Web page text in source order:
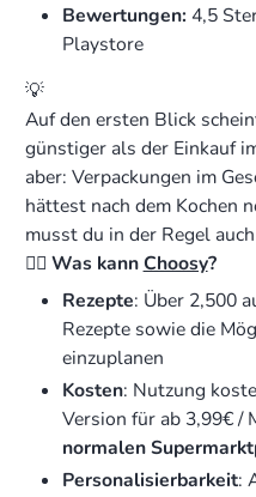
Bewertungen: 4,5
Playstore
💡
Auf den ersten Blick
günstiger als der Einkauf
aber: Verpackungen im
hättest nach dem Kochen
musst du in der Regel
👉🏻 Was kannChoosy?
Rezepte: Über 2,500
Rezepte sowie die
einzuplanen
Kosten: Nutzung
Version für ab 3,99€ /
normalen
Personalisierbarkeit: